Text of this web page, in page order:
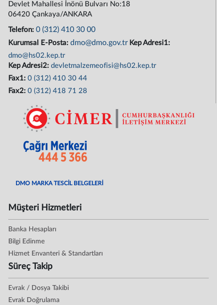
Devlet Mahallesi İnönü Bulvarı No:18
06420 Çankaya/ANKARA
Telefon:0 (312) 410 30 00
Kurumsal E-Posta:dmo@dmo.gov.tr Kep Adresi1:
dmo@hs02.kep.tr
Kep Adresi2:devletmalzemeofisi@hs02.kep.tr
Fax1:0 (312) 410 30 44
Fax2:0 (312) 418 71 28
DMO MARKA TESCİL BELGELERİ
Müşteri Hizmetleri
Banka Hesapları
Bilgi Edinme
Hizmet Envanteri & Standartları
Süreç Takip
Evrak / Dosya Takibi
Evrak Doğrulama